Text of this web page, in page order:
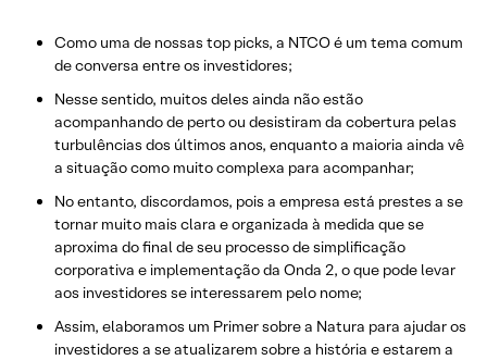
Como uma de nossas top picks, a NTCO é um tema comum
de conversa entre os investidores;
Nesse sentido, muitos deles ainda não estão
acompanhando de perto ou desistiram da cobertura pelas
turbulências dos últimos anos, enquanto a maioria ainda vê
a situação como muito complexa para acompanhar;
No entanto, discordamos, pois a empresa está prestes a se
tornar muito mais clara e organizada à medida que se
aproxima do final de seu processo de simplificação
corporativa e implementação da Onda 2, o que pode levar
aos investidores se interessarem pelo nome;
Assim, elaboramos um Primer sobre a Natura para ajudar os
investidores a se atualizarem sobre a história e estarem a